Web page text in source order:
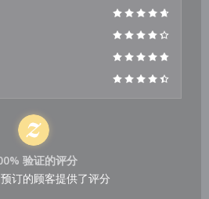
验证的评分
订的顾客提供了评分